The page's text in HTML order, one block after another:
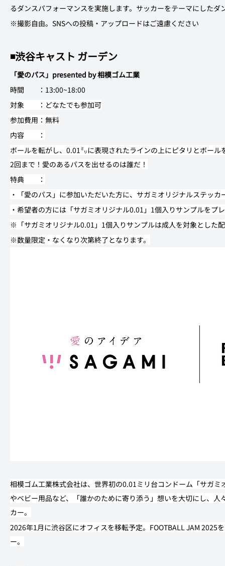
るダンスパフォーマンスを実施します。サッカーをテーマにしたダ
※撮影自由。SNSへの投稿・アップロードはご遠慮ください
◾️渋谷キャスト ガーデン
「愛のパス」presented by 相模ゴム工業
時間　　：13:00~18:00
対象　　：どなたでも参加可
参加費用：無料
内容　　：
ボールを転がし、0.01㍉に表現されたラインの上にピタリとボー
2回まで！愛のあるパスを出せるのは誰だ！
特典　　：
・「愛のパス」に参加いただいた方に、サガミオリジナルステッカ
・希望者の方には「サガミオリジナル0.01」1個入りサンプルをプ
※「サガミオリジナル0.01」1個入りサンプルは成人を対象とした
※数量限定・なくなり次第終了となります。
相模ゴム工業株式会社は、世界初の0.01ミリ台コンドーム「サガ
やベビー用品など、「誰かのために寄り添う」想いを大切にし、
カー。
2026年1月に渋谷区にオフィスを移転予定。FOOTBALL JAM 2025
ー。